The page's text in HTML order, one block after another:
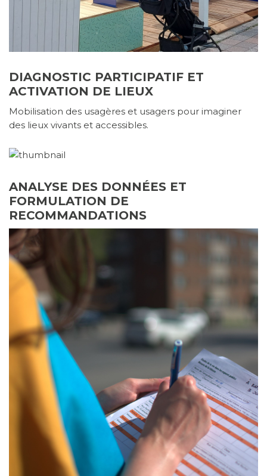
DIAGNOSTIC PARTICIPATIF ET
ACTIVATION DE LIEUX
Mobilisation des usagères et usagers pour imaginer
des lieux vivants et accessibles.
ANALYSE DES DONNÉES ET
FORMULATION DE
RECOMMANDATIONS